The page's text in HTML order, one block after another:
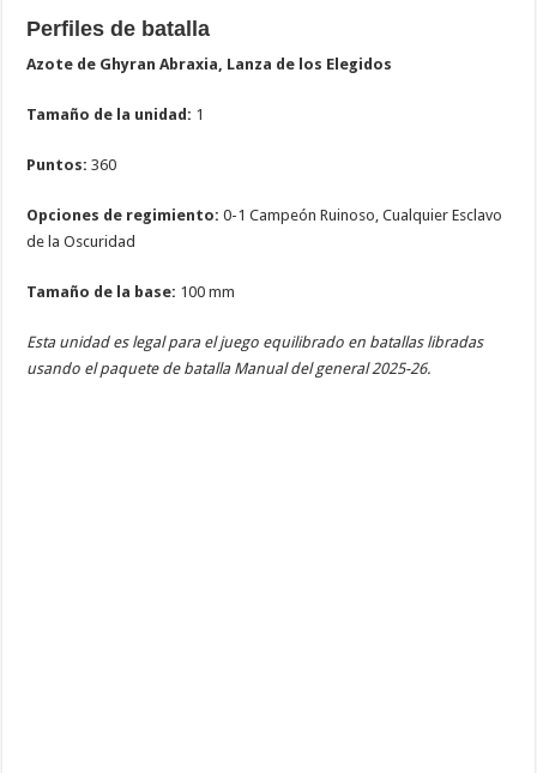
Perfiles de batalla
Azote de Ghyran Abraxia, Lanza de los Elegidos
Tamaño de la unidad: 1
Puntos: 360
Opciones de regimiento: 0-1 Campeón Ruinoso, Cualquier Esclavo
de la Oscuridad
Tamaño de la base: 100 mm
Esta unidad es legal para el juego equilibrado en batallas libradas
usando el paquete de batalla Manual del general 2025-26.